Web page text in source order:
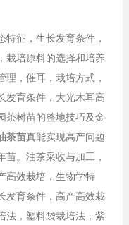
征，生长发育条件，
栽培原料的选择和培养
，催耳，栽培方式，
发育条件，大光木耳高
茶树苗的整地技巧及金
茶苗真能实现高产问题
。油茶采收与加工，
高效栽培，生物学特
发育条件，高产高效栽
法，塑料袋栽培法，紫